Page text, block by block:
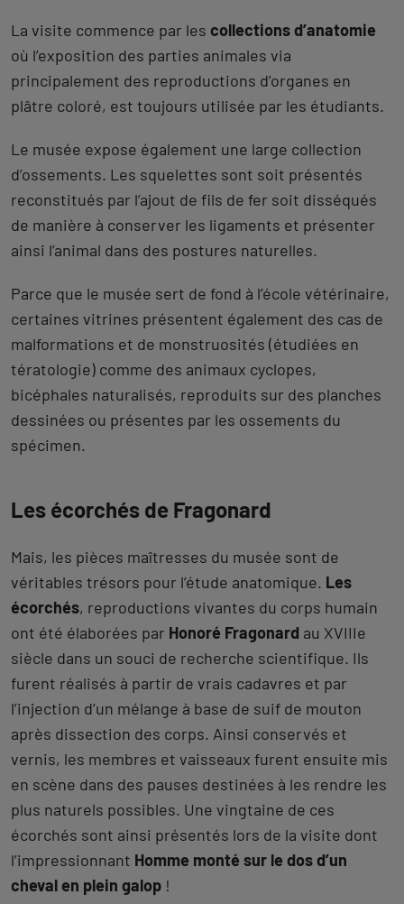
La visite commence par les collections d’anatomie
où l’exposition des parties animales via
principalement des reproductions d’organes en
plâtre coloré, est toujours utilisée par les étudiants.
Le musée expose également une large collection
d’ossements. Les squelettes sont soit présentés
reconstitués par l’ajout de fils de fer soit disséqués
de manière à conserver les ligaments et présenter
ainsi l’animal dans des postures naturelles.
Parce que le musée sert de fond à l’école vétérinaire,
certaines vitrines présentent également des cas de
malformations et de monstruosités (étudiées en
tératologie) comme des animaux cyclopes,
bicéphales naturalisés, reproduits sur des planches
dessinées ou présentes par les ossements du
spécimen.
Les écorchés de Fragonard
Mais, les pièces maîtresses du musée sont de
véritables trésors pour l’étude anatomique. Les
écorchés, reproductions vivantes du corps humain
ont été élaborées par Honoré Fragonard au XVIIIe
siècle dans un souci de recherche scientifique. Ils
furent réalisés à partir de vrais cadavres et par
l’injection d’un mélange à base de suif de mouton
après dissection des corps. Ainsi conservés et
vernis, les membres et vaisseaux furent ensuite mis
en scène dans des pauses destinées à les rendre les
plus naturels possibles. Une vingtaine de ces
écorchés sont ainsi présentés lors de la visite dont
l’impressionnant Homme monté sur le dos d’un
cheval en plein galop !